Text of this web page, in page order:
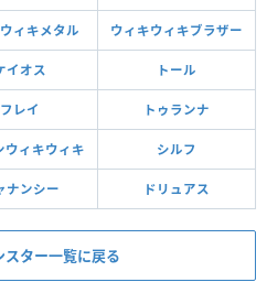
ィキメタル ウィキウィキブラザー
イオス トール
フレイ トゥランナ
ウィキウィキ シルフ
ナンシー ドリュアス
ター一覧に戻る